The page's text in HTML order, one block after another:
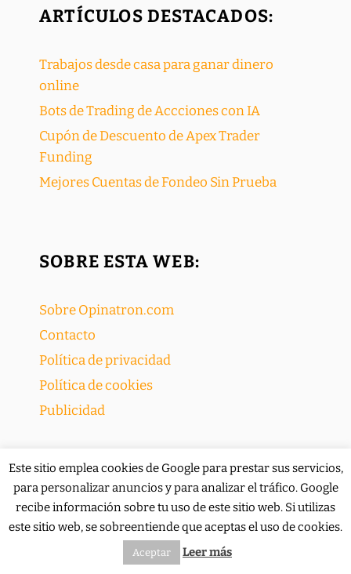
ARTÍCULOS DESTACADOS:
Trabajos desde casa para ganar dinero
online
Bots de Trading de Accciones con IA
Cupón de Descuento de Apex Trader
Funding
Mejores Cuentas de Fondeo Sin Prueba
SOBRE ESTA WEB:
Sobre Opinatron.com
Contacto
Política de privacidad
Política de cookies
Publicidad
BUSCAR EN OPINATRON:
Buscar:
Este sitio emplea cookies de Google para prestar sus servicios,
para personalizar anuncios y para analizar el tráfico. Google
recibe información sobre tu uso de este sitio web. Si utilizas
este sitio web, se sobreentiende que aceptas el uso de cookies.
Aceptar Leer más